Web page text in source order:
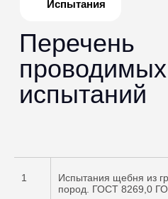
1
Испытания щебня из
пород. ГОСТ 8269,0